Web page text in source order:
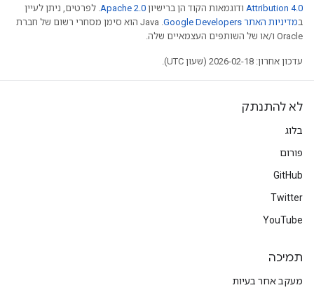
Attribution 4.0 ודוגמאות הקוד הן ברישיון Apache 2.0. לפרטים, ניתן לעיין
במדיניות האתר Google Developers‏
.‏ Java הוא סימן מסחרי רשום של חברת
Oracle ו/או של השותפים העצמאיים שלה.
עדכון אחרון: 2026-02-18 (שעון UTC).
לא להתנתק
בלוג
פורום
GitHub
Twitter
YouTube
תמיכה
מעקב אחר בעיות